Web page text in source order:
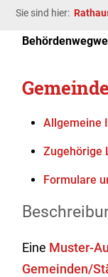
Sie sind hier:
Allgemeine
Zugehörige
Formulare
Eine Muster-
Gemeinden/